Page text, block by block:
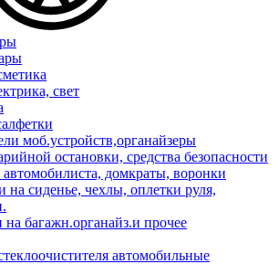
свет
моб.устройств,органайзеры
остановки, средства безопасности
домкраты, воронки
на сиденье, чехлы, оплетки руля,
на багажн.органайз.и прочее
автомобильные